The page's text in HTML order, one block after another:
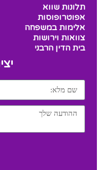
תלונות שווא
אפוטרופוסות
אלימות במשפחה
צוואות וירושות
בית הדין הרבני